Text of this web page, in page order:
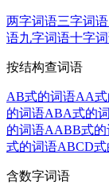
两字词语三字词语
语九字词语十字
按结构查词语
AB式的词语AA
的词语ABA式的
的词语AABB式的
式的词语ABCD
含数字词语